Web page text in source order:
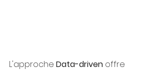
L'approche Data-driven offre